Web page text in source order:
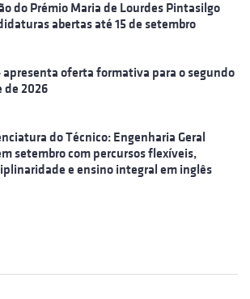
do Prémio Maria de Lourdes Pintasilgo
abertas até 15 de setembro
apresenta oferta formativa para o segundo
de 2026
do Técnico: Engenharia Geral
setembro com percursos flexíveis,
e ensino integral em inglês